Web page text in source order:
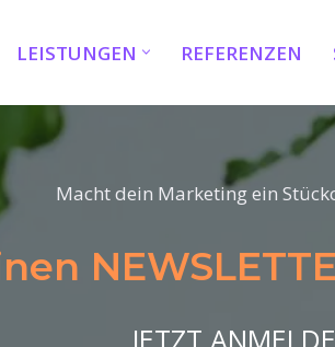
LEISTUNGEN REFERENZEN
Macht dein Marketing ein
JETZT